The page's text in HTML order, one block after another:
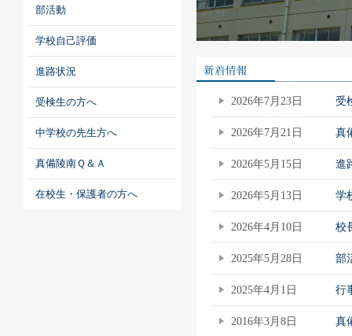
部活動
学校自己評価
進路状況
受検生の方へ
中学校の先生方へ
真備陵南Ｑ＆Ａ
在校生・保護者の方へ
2026年7月23日 受
2026年7月21日 真
2026年5月15日 進
2026年5月13日 学
2026年4月10日 校
2025年5月28日 部
2025年4月1日 行
2016年3月8日 真